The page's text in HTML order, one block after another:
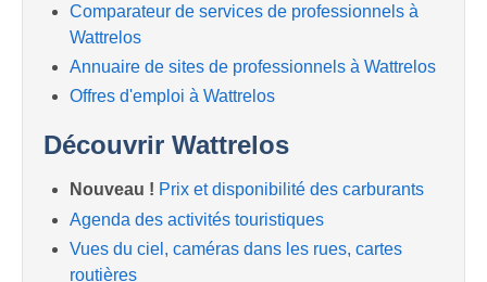
Comparateur de services de professionnels à
Wattrelos
Annuaire de sites de professionnels à Wattrelos
Offres d'emploi à Wattrelos
Découvrir Wattrelos
Nouveau ! Prix et disponibilité des carburants
Agenda des activités touristiques
Vues du ciel, caméras dans les rues, cartes
routières